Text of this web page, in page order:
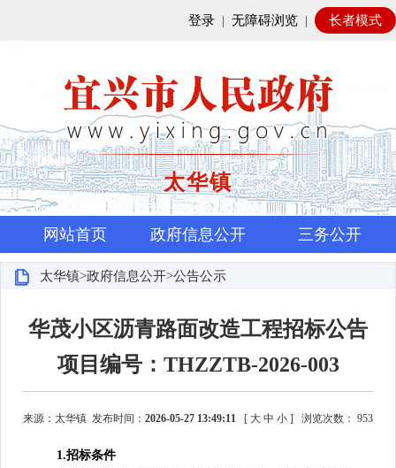
登录 | 无障碍浏览 | 长者模式
太华镇
网站首页 政府信息公开 三务公开
太华镇>政府信息公开>公告公示
华茂小区沥青路面改造工程招标公告
项目编号：THZZTB-2026-003
来源：太华镇 发布时间： 2026-05-27 13:49:11 [ 大 中 小 ] 浏览次数： 953
1.招标条件